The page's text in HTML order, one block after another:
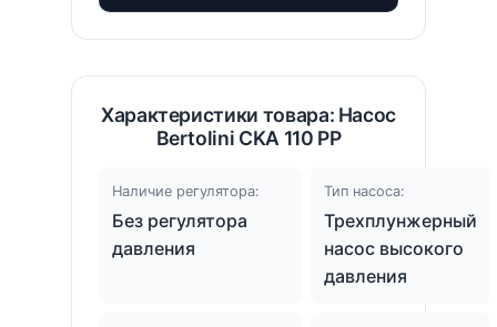
Характеристики товара: Насос
Bertolini CKA 110 PP
Наличие регулятора:
Без регулятора
давления
Тип насоса:
Трехплунжерный
насос высокого
давления